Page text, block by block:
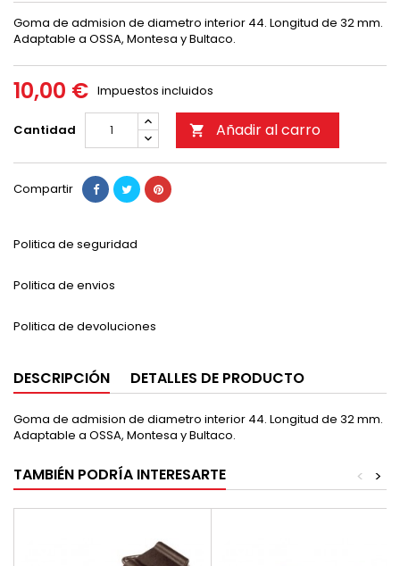
Goma de admision de diametro interior 44. Longitud de 32 mm.
Adaptable a OSSA, Montesa y Bultaco.
10,00 € Impuestos incluidos
Cantidad  Añadir al carro
Compartir
Politica de seguridad
Politica de envios
Politica de devoluciones
DESCRIPCIÓN DETALLES DE PRODUCTO
Goma de admision de diametro interior 44. Longitud de 32 mm.
Adaptable a OSSA, Montesa y Bultaco.
TAMBIÉN PODRÍA INTERESARTE >
<